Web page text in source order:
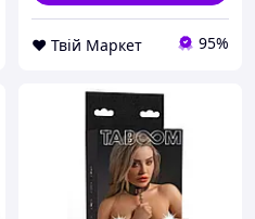
❤️ Твій Маркет 95%